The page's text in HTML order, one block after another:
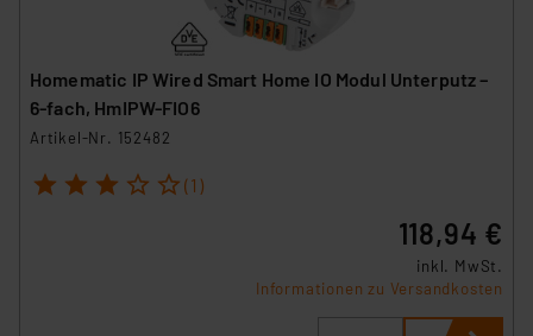
Homematic IP Wired Smart Home IO Modul Unterputz –
6-fach, HmIPW-FIO6
Artikel-Nr. 152482
1 2 3 4 5 (1)
118,94 €
inkl. MwSt.
Informationen zu Versandkosten